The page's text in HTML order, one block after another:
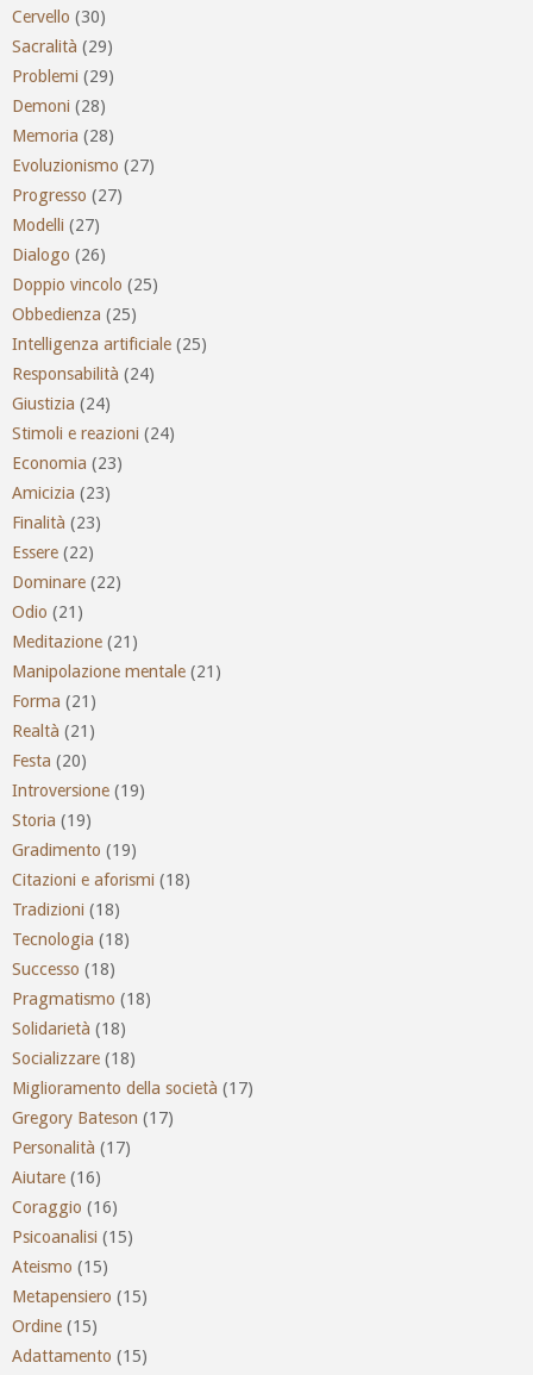
Cervello (30)
Sacralità (29)
Problemi (29)
Demoni (28)
Memoria (28)
Evoluzionismo (27)
Progresso (27)
Modelli (27)
Dialogo (26)
Doppio vincolo (25)
Obbedienza (25)
Intelligenza artificiale (25)
Responsabilità (24)
Giustizia (24)
Stimoli e reazioni (24)
Economia (23)
Amicizia (23)
Finalità (23)
Essere (22)
Dominare (22)
Odio (21)
Meditazione (21)
Manipolazione mentale (21)
Forma (21)
Realtà (21)
Festa (20)
Introversione (19)
Storia (19)
Gradimento (19)
Citazioni e aforismi (18)
Tradizioni (18)
Tecnologia (18)
Successo (18)
Pragmatismo (18)
Solidarietà (18)
Socializzare (18)
Miglioramento della società (17)
Gregory Bateson (17)
Personalità (17)
Aiutare (16)
Coraggio (16)
Psicoanalisi (15)
Ateismo (15)
Metapensiero (15)
Ordine (15)
Adattamento (15)